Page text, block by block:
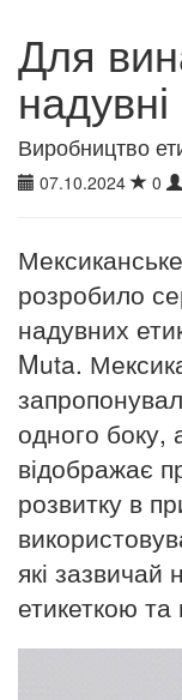
Для
надувні
Виробництво
07.10.2024 0
розробило
надувних
Muta.
одного боку,
відображає
розвитку в
які
етикеткою